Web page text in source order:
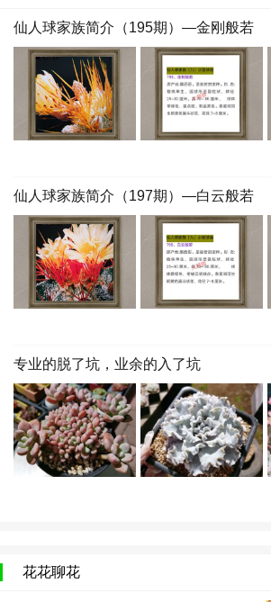
仙人球家族简介（195期）—金刚般若
仙人球家族简介（197期）—白云般若
专业的脱了坑，业余的入了坑
花花聊花